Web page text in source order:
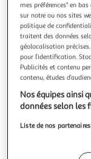
VIDAXL
Tete de lit avec
Velours
Cette tete de lit
donne a votre
toute chambre a
tissu doux et
fibres
tissu en v
En savoir +
Vous
mes préférences" en
sur notre ou nos sites
politique de
traitent des données
géolocalisation
pour l’identification.
Publicités et contenu
contenu, études
Nos équipes ainsi
données selon les
Liste de nos